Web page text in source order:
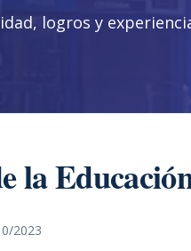
logros y
la
2023